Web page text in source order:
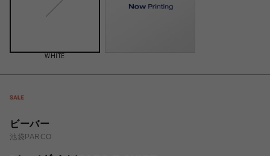
WHITE
ビーバー
池袋PARCO